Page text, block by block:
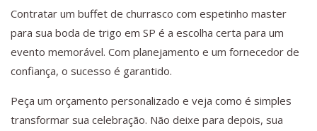
Contratar um buffet de churrasco com espetinho master
para sua boda de trigo em SP é a escolha certa para um
evento memorável. Com planejamento e um fornecedor de
confiança, o sucesso é garantido.
Peça um orçamento personalizado e veja como é simples
transformar sua celebração. Não deixe para depois, sua